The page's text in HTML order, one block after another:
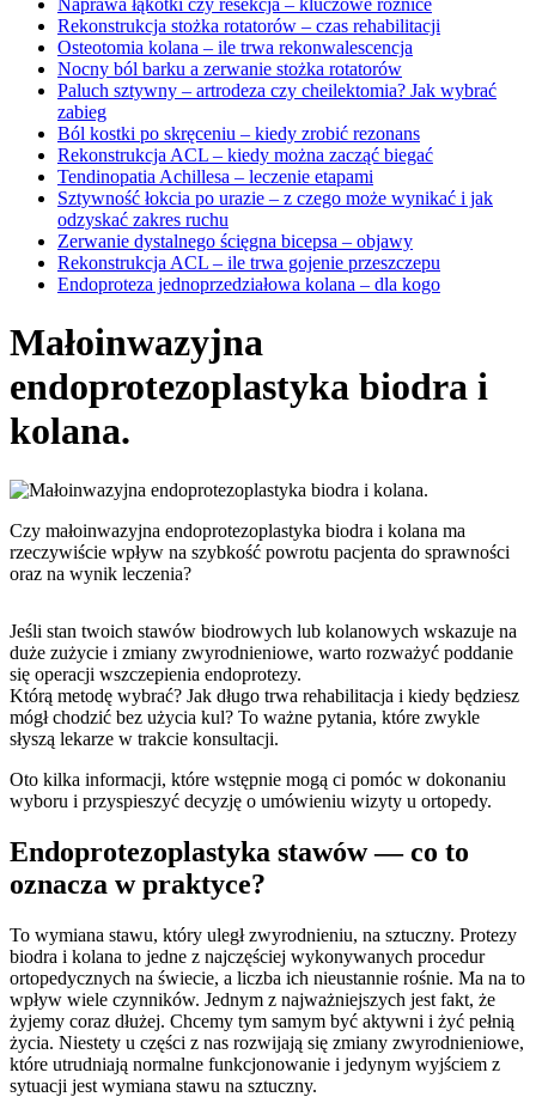
Rekonstrukcja stożka rotatorów – czas rehabilitacji
Osteotomia kolana – ile trwa rekonwalescencja
Nocny ból barku a zerwanie stożka rotatorów
Paluch sztywny – artrodeza czy cheilektomia? Jak wybrać
zabieg
Ból kostki po skręceniu – kiedy zrobić rezonans
Rekonstrukcja ACL – kiedy można zacząć biegać
Tendinopatia Achillesa – leczenie etapami
Sztywność łokcia po urazie – z czego może wynikać i jak
odzyskać zakres ruchu
Zerwanie dystalnego ścięgna bicepsa – objawy
Rekonstrukcja ACL – ile trwa gojenie przeszczepu
Endoproteza jednoprzedziałowa kolana – dla kogo
Małoinwazyjna
endoprotezoplastyka biodra i
kolana.
Czy małoinwazyjna endoprotezoplastyka biodra i kolana ma
rzeczywiście wpływ na szybkość powrotu pacjenta do sprawności
oraz na wynik leczenia?
Jeśli stan twoich stawów biodrowych lub kolanowych wskazuje na
duże zużycie i zmiany zwyrodnieniowe, warto rozważyć poddanie
się operacji wszczepienia endoprotezy.
Którą metodę wybrać? Jak długo trwa rehabilitacja i kiedy będziesz
mógł chodzić bez użycia kul? To ważne pytania, które zwykle
słyszą lekarze w trakcie konsultacji.
Oto kilka informacji, które wstępnie mogą ci pomóc w dokonaniu
wyboru i przyspieszyć decyzję o umówieniu wizyty u ortopedy.
Endoprotezoplastyka stawów — co to
oznacza w praktyce?
To wymiana stawu, który uległ zwyrodnieniu, na sztuczny. Protezy
biodra i kolana to jedne z najczęściej wykonywanych procedur
ortopedycznych na świecie, a liczba ich nieustannie rośnie. Ma na to
wpływ wiele czynników. Jednym z najważniejszych jest fakt, że
żyjemy coraz dłużej. Chcemy tym samym być aktywni i żyć pełnią
życia. Niestety u części z nas rozwijają się zmiany zwyrodnieniowe,
które utrudniają normalne funkcjonowanie i jedynym wyjściem z
sytuacji jest wymiana stawu na sztuczny.